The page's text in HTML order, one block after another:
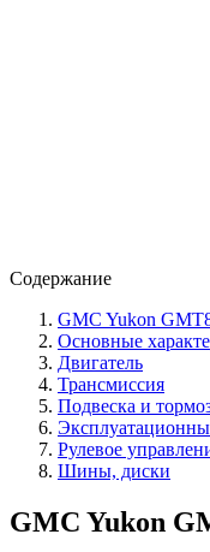
Содержание
GMC Yukon
Основные
Двигатель
Трансмиссия
Подвеска и
Рулевое
Шины, диски
GMC Yukon